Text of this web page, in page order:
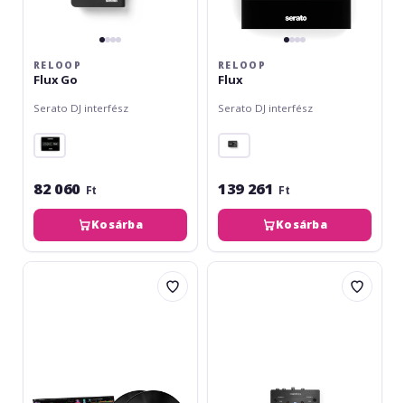
RELOOP
Flux Go
Serato DJ interfész
82 060 Ft
Kosárba
RELOOP
Flux
Serato DJ interfész
139 261 Ft
Kosárba
Pioneer
Reloop